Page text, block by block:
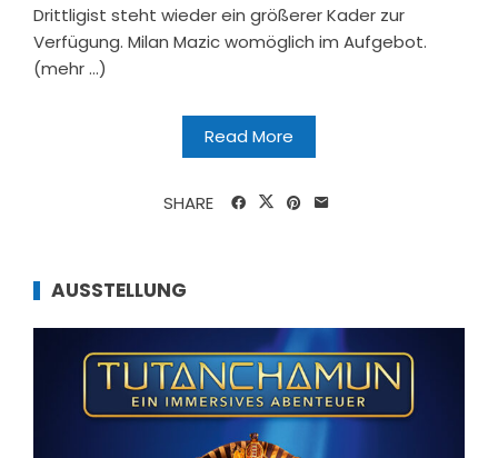
Drittligist steht wieder ein größerer Kader zur
Verfügung. Milan Mazic womöglich im Aufgebot.
(mehr …)
Read More
SHARE
AUSSTELLUNG